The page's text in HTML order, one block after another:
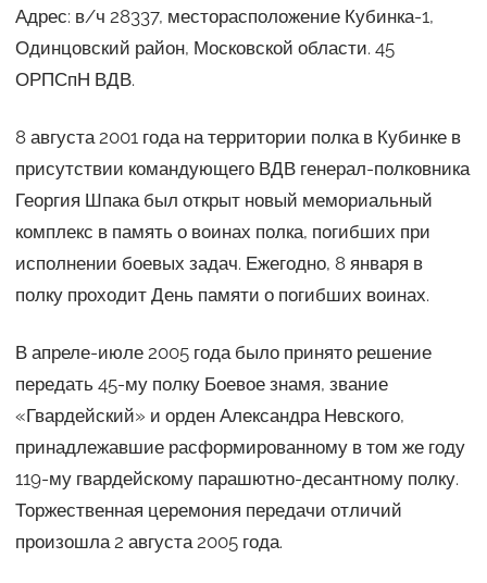
Адрес: в/ч 28337, месторасположение Кубинка-1,
Одинцовский район, Московской области. 45
ОРПСпН ВДВ.
8 августа 2001 года на территории полка в Кубинке в
присутствии командующего ВДВ генерал-полковника
Георгия Шпака был открыт новый мемориальный
комплекс в память о воинах полка, погибших при
исполнении боевых задач. Ежегодно, 8 января в
полку проходит День памяти о погибших воинах.
В апреле-июле 2005 года было принято решение
передать 45-му полку Боевое знамя, звание
«Гвардейский» и орден Александра Невского,
принадлежавшие расформированному в том же году
119-му гвардейскому парашютно-десантному полку.
Торжественная церемония передачи отличий
произошла 2 августа 2005 года.